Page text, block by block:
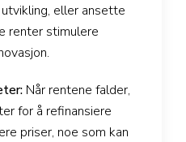
eller ansette
renter stimulere
Når rentene falder,
for å refinansiere
priser, noe som kan